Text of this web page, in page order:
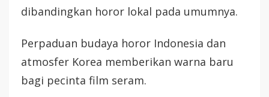
dibandingkan horor lokal pada umumnya.
Perpaduan budaya horor Indonesia dan
atmosfer Korea memberikan warna baru
bagi pecinta film seram.